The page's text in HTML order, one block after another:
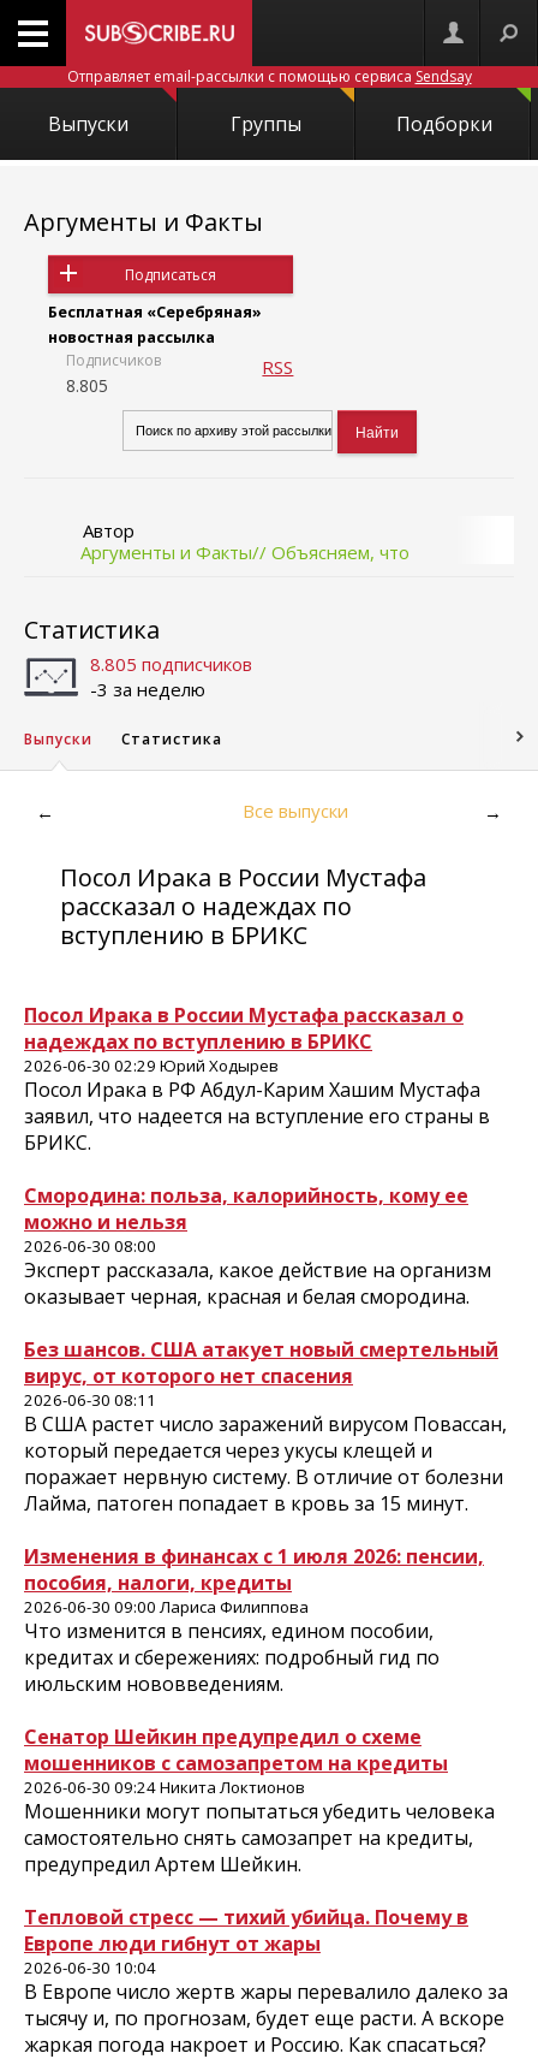
Отправляет email-рассылки с помощью сервиса Sendsay
Выпуски Группы Подборки
Аргументы и Факты
Подписаться
Бесплатная «Серебряная»
новостная рассылка
Подписчиков
8.805
RSS
Автор
Аргументы и Факты// Объясняем, что
Статистика
8.805 подписчиков
-3 за неделю
Выпуски Статистика
← Все выпуски →
Посол Ирака в России Мустафа
рассказал о надеждах по
вступлению в БРИКС
Посол Ирака в России Мустафа рассказал о
надеждах по вступлению в БРИКС
2026-06-30 02:29 Юрий Ходырев
Посол Ирака в РФ Абдул-Карим Хашим Мустафа
заявил, что надеется на вступление его страны в
БРИКС.
Смородина: польза, калорийность, кому ее
можно и нельзя
2026-06-30 08:00
Эксперт рассказала, какое действие на организм
оказывает черная, красная и белая смородина.
Без шансов. США атакует новый смертельный
вирус, от которого нет спасения
2026-06-30 08:11
В США растет число заражений вирусом Повассан,
который передается через укусы клещей и
поражает нервную систему. В отличие от болезни
Лайма, патоген попадает в кровь за 15 минут.
Изменения в финансах с 1 июля 2026: пенсии,
пособия, налоги, кредиты
2026-06-30 09:00 Лариса Филиппова
Что изменится в пенсиях, едином пособии,
кредитах и сбережениях: подробный гид по
июльским нововведениям.
Сенатор Шейкин предупредил о схеме
мошенников с самозапретом на кредиты
2026-06-30 09:24 Никита Локтионов
Мошенники могут попытаться убедить человека
самостоятельно снять самозапрет на кредиты,
предупредил Артем Шейкин.
Тепловой стресс — тихий убийца. Почему в
Европе люди гибнут от жары
2026-06-30 10:04
В Европе число жертв жары перевалило далеко за
тысячу и, по прогнозам, будет еще расти. А вскоре
жаркая погода накроет и Россию. Как спасаться?